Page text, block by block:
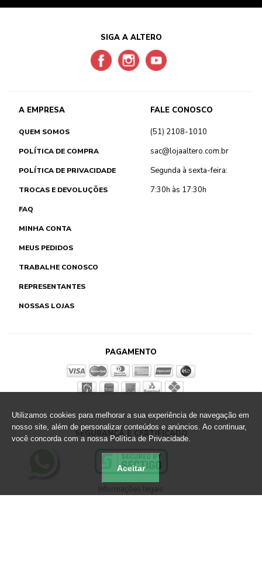
SIGA A ALTERO
A EMPRESA
QUEM SOMOS
POLÍTICA DE COMPRA
POLÍTICA DE PRIVACIDADE
TROCAS E DEVOLUÇÕES
FAQ
MINHA CONTA
MEUS PEDIDOS
TRABALHE CONOSCO
REPRESENTANTES
NOSSAS LOJAS
FALE CONOSCO
(51) 2108-1010
sac@lojaaltero.com.br
Segunda à sexta-feira:
7:30h às 17:30h
PAGAMENTO
SEGURANÇA E CERTIFICADO
Informações legais
Utilizamos cookies para melhorar a sua experiência de navegação em
nosso site, além de personalizar conteúdos e anúncios. Ao continuar,
você concorda com a nossa Política de Privacidade.
Aceitar